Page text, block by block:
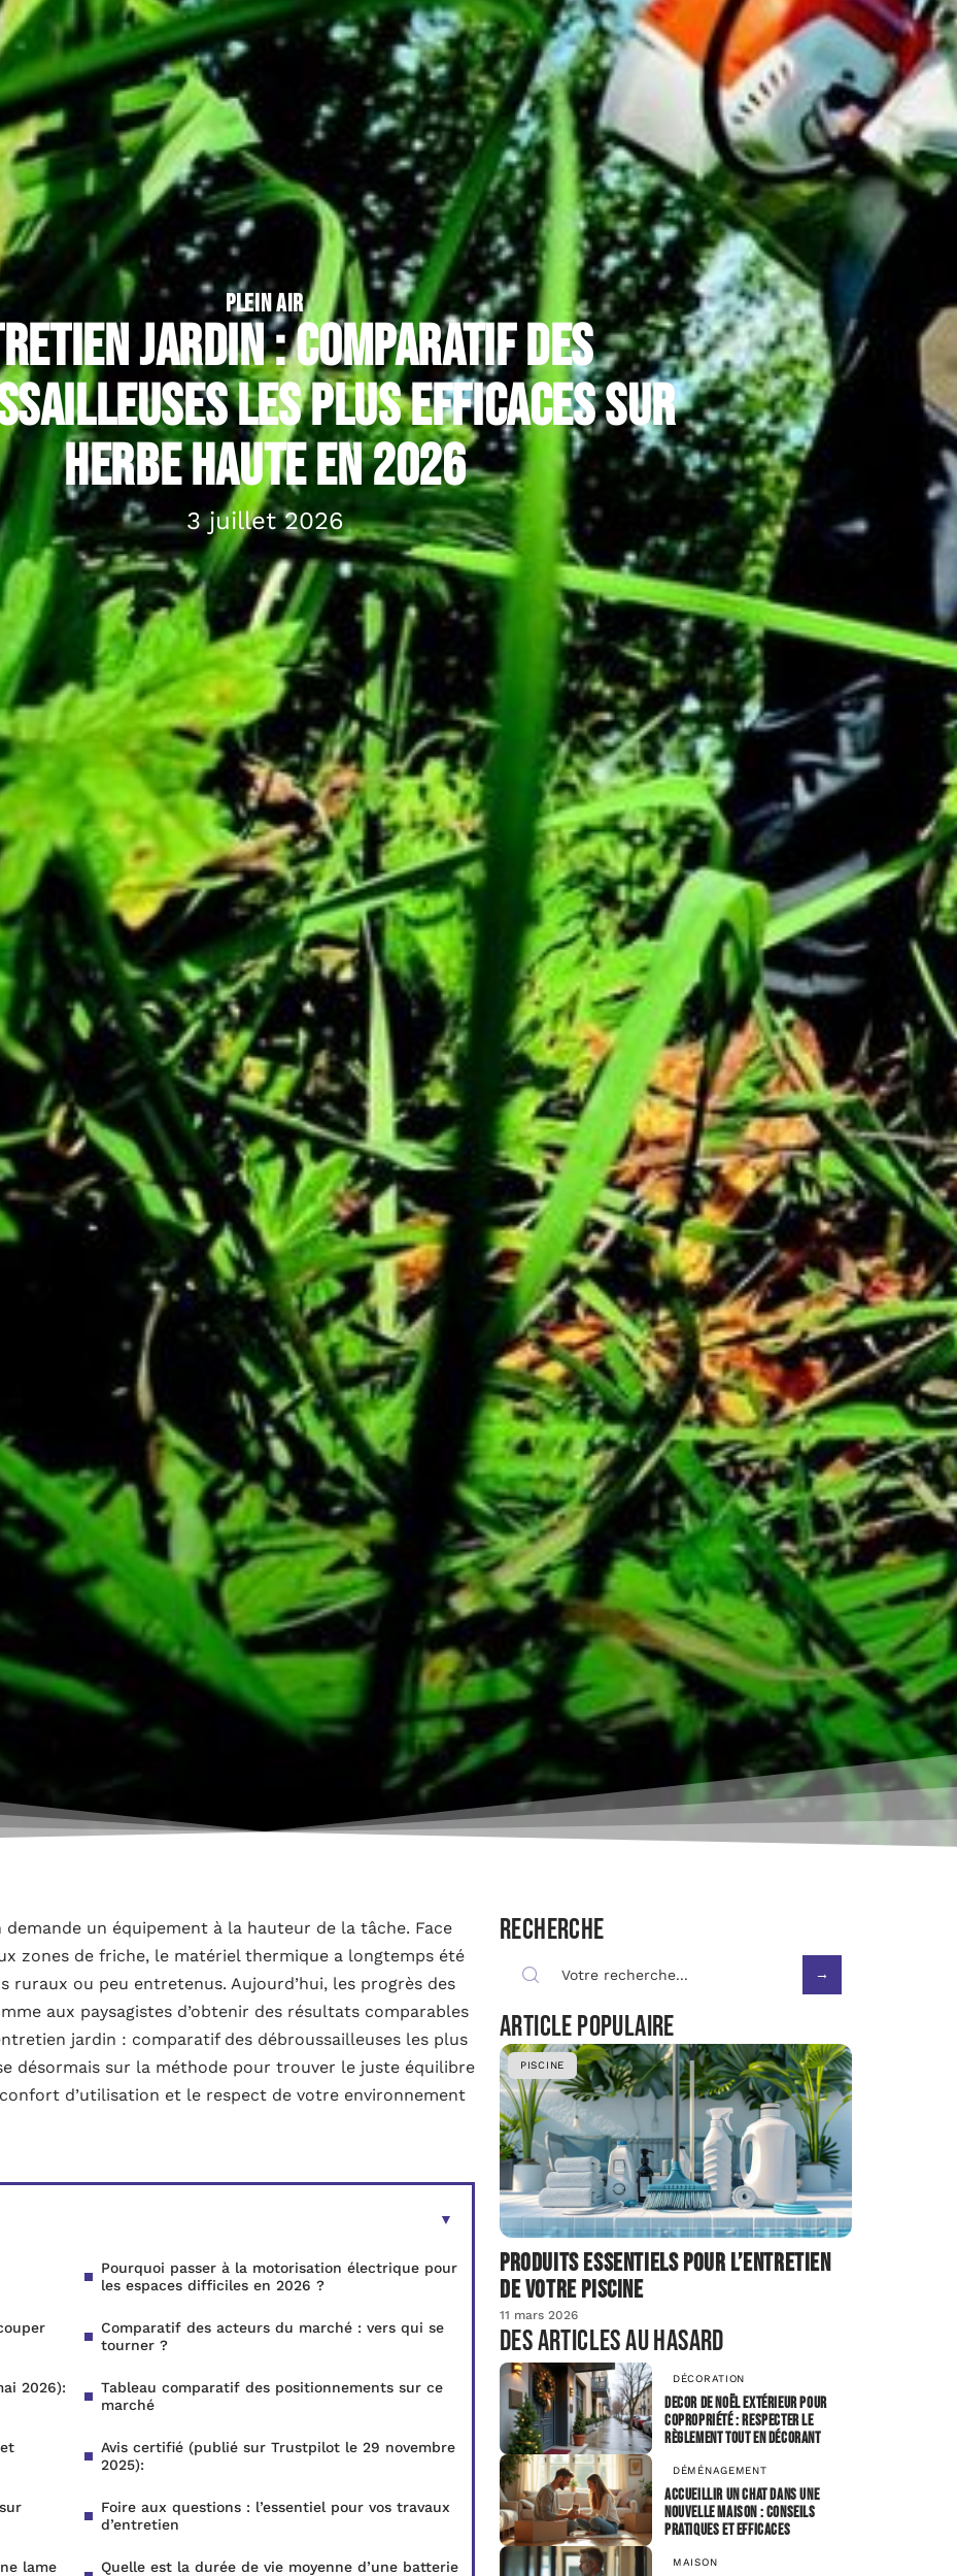
PLEIN AIR
jardin : comparatif des
les plus efficaces sur
herbe haute en 2026
3 juillet 2026
un équipement à la hauteur de la tâche. Face
zones de friche, le matériel thermique a longtemps été
ruraux ou peu entretenus. Aujourd’hui, les progrès des
aux paysagistes d’obtenir des résultats comparables
jardin : comparatif des débroussailleuses les plus
désormais sur la méthode pour trouver le juste équilibre
d’utilisation et le respect de votre environnement
Pourquoi passer à la motorisation électrique pour
les espaces difficiles en 2026 ?
Comparatif des acteurs du marché : vers qui se
tourner ?
2026):
Tableau comparatif des positionnements sur ce
marché
Avis certifié (publié sur Trustpilot le 29 novembre
2025):
Foire aux questions : l’essentiel pour vos travaux
d’entretien
lame Quelle est la durée de vie moyenne d’une batterie
Recherche
Article populaire
PISCINE
Produits essentiels pour l’entretien
de votre piscine
11 mars 2026
Des articles au hasard
DÉCORATION
Decor de Noël extérieur pour
copropriété : respecter le
règlement tout en décorant
DÉMÉNAGEMENT
Accueillir un chat dans une
nouvelle maison : conseils
pratiques et efficaces
MAISON